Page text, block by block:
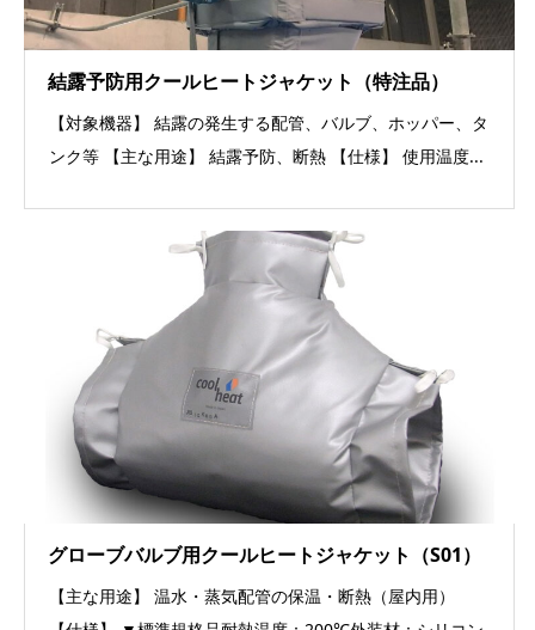
結露予防用クールヒートジャケット（特注品）
【対象機器】 結露の発生する配管、バルブ、ホッパー、タ
ンク等 【主な用途】 結露予防、断熱 【仕様】 使用温度...
グローブバルブ用クールヒートジャケット（S01）
【主な用途】 温水・蒸気配管の保温・断熱（屋内用）